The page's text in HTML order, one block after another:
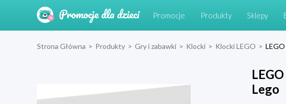
Promocje Produkty Sklepy
Strona Główna > Produkty > Gry i zabawki > Klocki > Klocki LEGO >
Lego